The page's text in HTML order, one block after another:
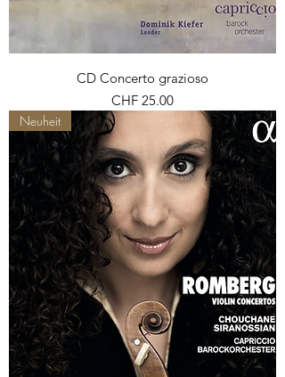
CD Concerto grazioso
Preis
CHF 25.00
Neuheit